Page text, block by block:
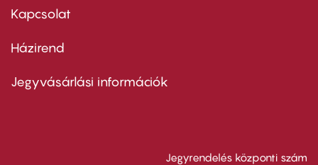
firstKapcsolat
Footer
second
Házirend
Jegyvásárlási információk
Jegyrendelés központi szám